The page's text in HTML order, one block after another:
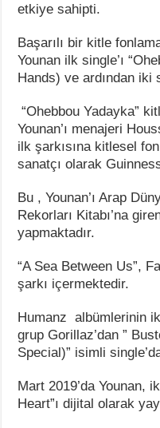
etkiye sahipti.
Başarılı bir kitle
Younan ilk single’ı
Hands) ve ardından iki
“Ohebbou Yadayka”
Younan’ı menajeri
ilk şarkısına kitlesel
sanatçı olarak
Bu , Younan’ı Arap
Rekorları Kitabı’na
yapmaktadır.
“A Sea Between Us”,
şarkı içermektedir.
Humanz albümlerinin
grup Gorillaz’dan ”
Special)” isimli
Mart 2019’da Younan,
Heart”ı dijital olarak